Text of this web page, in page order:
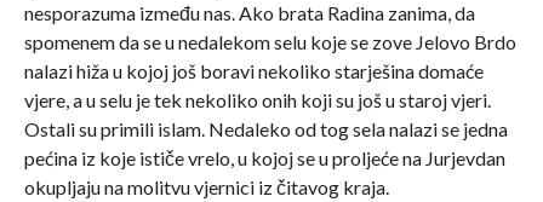
nesporazuma između nas. Ako brata Radina zanima, da
spomenem da se u nedalekom selu koje se zove Jelovo Brdo
nalazi hiža u kojoj još boravi nekoliko starješina domaće
vjere, a u selu je tek nekoliko onih koji su još u staroj vjeri.
Ostali su primili islam. Nedaleko od tog sela nalazi se jedna
pećina iz koje ističe vrelo, u kojoj se u proljeće na Jurjevdan
okupljaju na molitvu vjernici iz čitavog kraja.